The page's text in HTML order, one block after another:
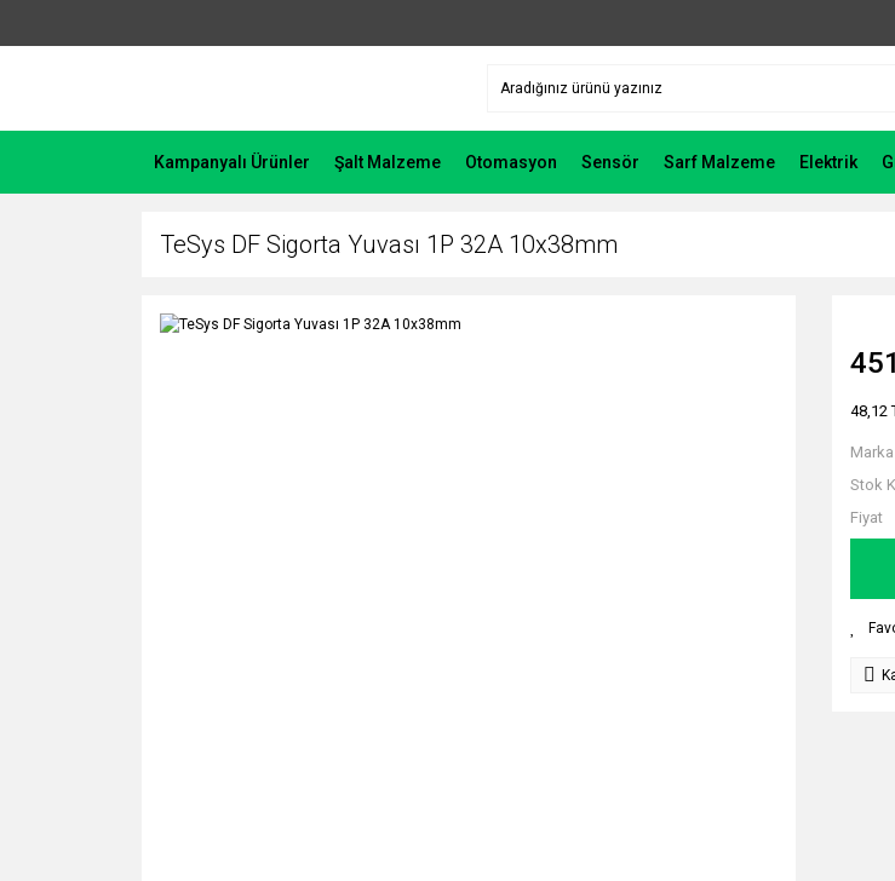
Kampanyalı Ürünler Şalt Malzeme Otomasyon Sensör Sarf Malzeme Elektrik
TeSys DF Sigorta Yuvası 1P 32A 10x38mm
48,12
Marka
Stok
Fiyat